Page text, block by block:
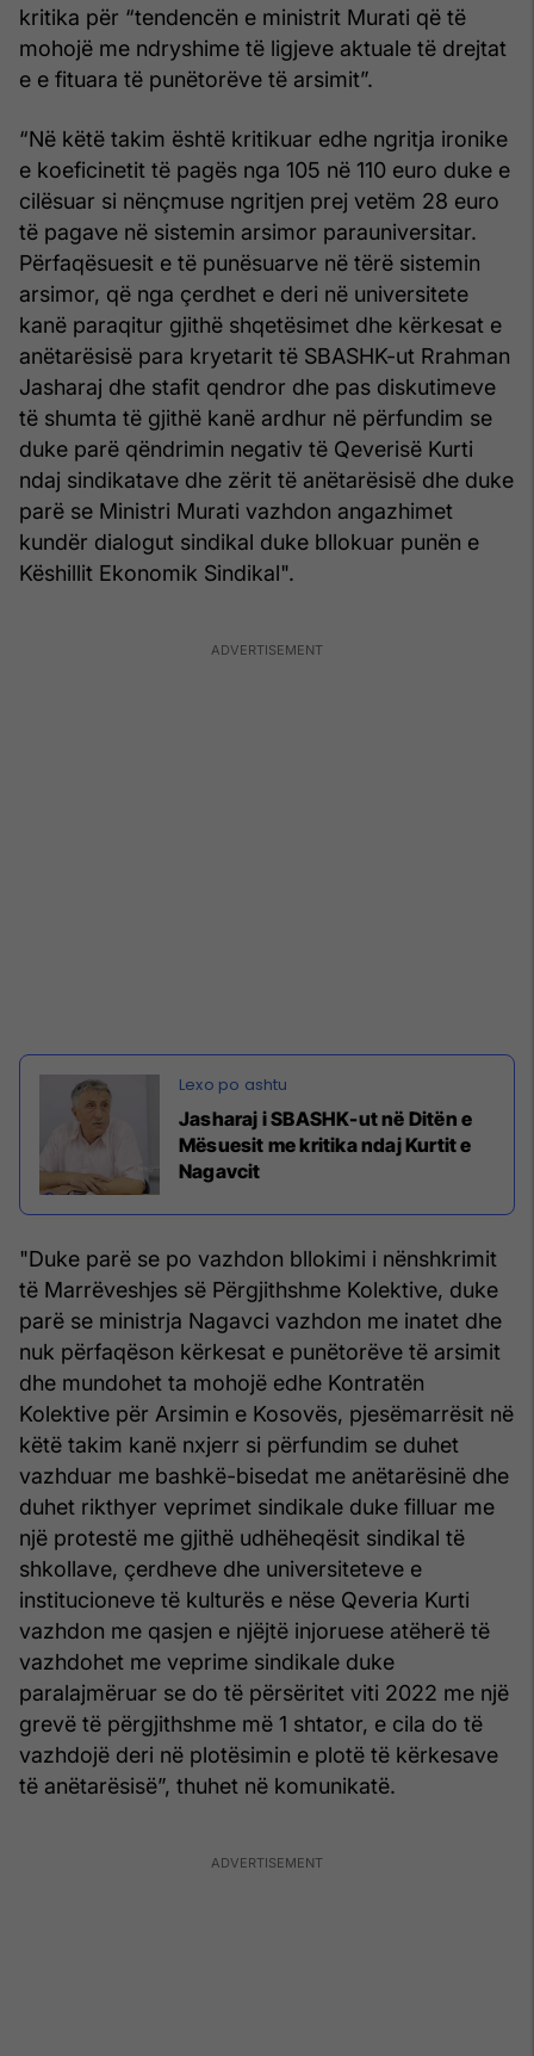
kritika për “tendencën e ministrit Murati që të
mohojë me ndryshime të ligjeve aktuale të drejtat
e e fituara të punëtorëve të arsimit”.
“Në këtë takim është kritikuar edhe ngritja ironike
e koeficinetit të pagës nga 105 në 110 euro duke e
cilësuar si nënçmuse ngritjen prej vetëm 28 euro
të pagave në sistemin arsimor parauniversitar.
Përfaqësuesit e të punësuarve në tërë sistemin
arsimor, që nga çerdhet e deri në universitete
kanë paraqitur gjithë shqetësimet dhe kërkesat e
anëtarësisë para kryetarit të SBASHK-ut Rrahman
Jasharaj dhe stafit qendror dhe pas diskutimeve
të shumta të gjithë kanë ardhur në përfundim se
duke parë qëndrimin negativ të Qeverisë Kurti
ndaj sindikatave dhe zërit të anëtarësisë dhe duke
parë se Ministri Murati vazhdon angazhimet
kundër dialogut sindikal duke bllokuar punën e
Këshillit Ekonomik Sindikal".
Jasharaj i SBASHK-ut në Ditën e
Mësuesit me kritika ndaj Kurtit e
Nagavcit
"Duke parë se po vazhdon bllokimi i nënshkrimit
të Marrëveshjes së Përgjithshme Kolektive, duke
parë se ministrja Nagavci vazhdon me inatet dhe
nuk përfaqëson kërkesat e punëtorëve të arsimit
dhe mundohet ta mohojë edhe Kontratën
Kolektive për Arsimin e Kosovës, pjesëmarrësit në
këtë takim kanë nxjerr si përfundim se duhet
vazhduar me bashkë-bisedat me anëtarësinë dhe
duhet rikthyer veprimet sindikale duke filluar me
një protestë me gjithë udhëheqësit sindikal të
shkollave, çerdheve dhe universiteteve e
institucioneve të kulturës e nëse Qeveria Kurti
vazhdon me qasjen e njëjtë injoruese atëherë të
vazhdohet me veprime sindikale duke
paralajmëruar se do të përsëritet viti 2022 me një
grevë të përgjithshme më 1 shtator, e cila do të
vazhdojë deri në plotësimin e plotë të kërkesave
të anëtarësisë”, thuhet në komunikatë.